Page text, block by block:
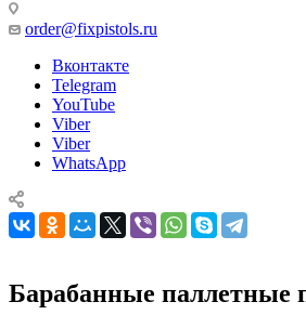
order@fixpistols.ru
Вконтакте
Telegram
YouTube
Viber
Viber
WhatsApp
Барабанные паллетные